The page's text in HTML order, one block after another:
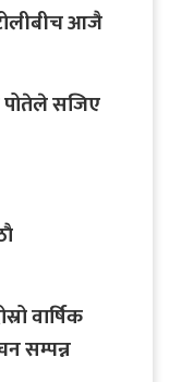
टोलीबीच आजै
सजिए
वार्षिक
सम्पन्न